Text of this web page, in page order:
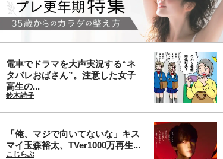
電車でドラマを大声実況する“ネ
タバレおばさん”。注意した女子
高生の...
鈴木詩子
「俺、マジで向いてないな」キス
マイ玉森裕太、TVer1000万再生...
こじらぶ